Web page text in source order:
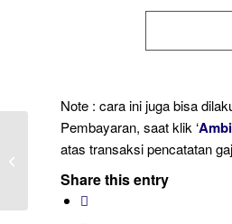
Note : cara ini juga bisa
Pembayaran, saat klik ‘
atas transaksi pencatatan
Share this entry
Menampilkan Nama Pembuat Data
Transaksi Pada Laporan Rincian
Pengiriman Pesanan...